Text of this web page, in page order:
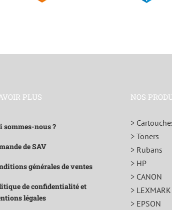
PLUS
sommes-nous ?
de SAV
générales de ventes
de confidentialité et
légales
NOS
>
> Toners
> Rubans
> HP
> CANON
> LEXMARK
> EPSON